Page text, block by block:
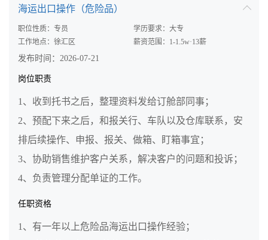
海运出口操作（危险品）
职位性质：专员
学历要求：大专
工作地点：徐汇区
薪资范围：1-1.5w·13薪
发布时间：2026-07-21
岗位职责
1、收到托书之后，整理资料发给订舱部同事；
2、预配下来之后，和报关行、车队以及仓库联系，安
排后续操作、申报、报关、做箱、盯箱事宜；
3、协助销售维护客户关系，解决客户的问题和投诉；
4、负责管理分配单证的工作。
任职资格
1、有一年以上危险品海运出口操作经验；